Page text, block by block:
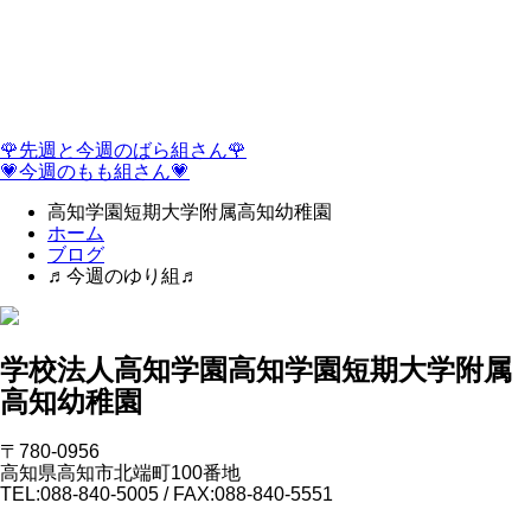
🌹先週と今週のばら組さん🌹
💗今週のもも組さん💗
高知学園短期大学附属高知幼稚園
ホーム
ブログ
♬今週のゆり組♬
学校法人高知学園高知学園短期大学附属
高知幼稚園
〒780-0956
高知県高知市北端町100番地
TEL:088-840-5005 / FAX:088-840-5551